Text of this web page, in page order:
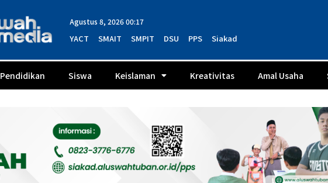
Agustus 8, 2026 00:17
YACT SMAIT SMPIT DSU PPS Siakad
Pendidikan Siswa Keislaman Kreativitas Amal Usaha